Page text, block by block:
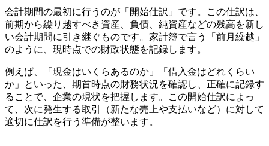
会計期間の最初に行うのが「開始仕訳」です。この仕訳は、
前期から繰り越すべき資産、負債、純資産などの残高を新し
い会計期間に引き継ぐものです。家計簿で言う「前月繰越」
のように、現時点での財政状態を記録します。
例えば、「現金はいくらあるのか」「借入金はどれくらい
か」といった、期首時点の財務状況を確認し、正確に記録す
ることで、企業の現状を把握します。この開始仕訳によっ
て、次に発生する取引（新たな売上や支払いなど）に対して
適切に仕訳を行う準備が整います。